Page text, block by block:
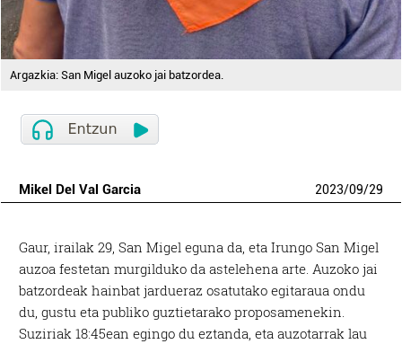
Argazkia: San Migel auzoko jai batzordea.
Mikel Del Val Garcia 2023/09/29
Gaur, irailak 29, San Migel eguna da, eta Irungo San Migel
auzoa festetan murgilduko da astelehena arte. Auzoko jai
batzordeak hainbat jardueraz osatutako egitaraua ondu
du, gustu eta publiko guztietarako proposamenekin.
Suziriak 18:45ean egingo du eztanda, eta auzotarrak lau